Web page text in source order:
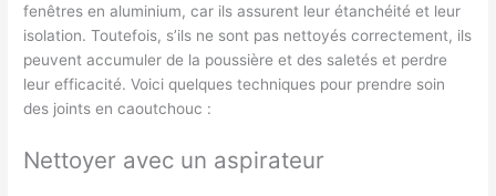
fenêtres en aluminium, car ils assurent leur étanchéité et leur
isolation. Toutefois, s’ils ne sont pas nettoyés correctement, ils
peuvent accumuler de la poussière et des saletés et perdre
leur efficacité. Voici quelques techniques pour prendre soin
des joints en caoutchouc :
Nettoyer avec un aspirateur